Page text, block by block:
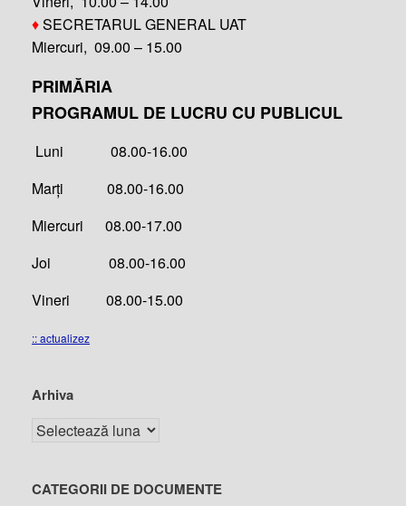
♦SECRETARUL GENERAL UAT
Miercuri, 09.00 – 15.00
PRIMĂRIA
PROGRAMUL DE LUCRU CU PUBLICUL
Luni 08.00-16.00
Marți 08.00-16.00
Miercuri 08.00-17.00
Joi 08.00-16.00
Vineri 08.00-15.00
:: actualizez
Arhiva
CATEGORII DE DOCUMENTE